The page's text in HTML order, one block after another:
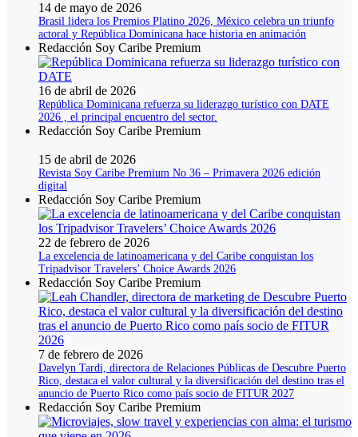
14 de mayo de 2026
Brasil lidera los Premios Platino 2026, México celebra un triunfo
actoral y República Dominicana hace historia en animación
Redacción Soy Caribe Premium
16 de abril de 2026
República Dominicana refuerza su liderazgo turístico con DATE
2026 , el principal encuentro del sector.
Redacción Soy Caribe Premium
15 de abril de 2026
Revista Soy Caribe Premium No 36 – Primavera 2026 edición
digital
Redacción Soy Caribe Premium
22 de febrero de 2026
La excelencia de latinoamericana y del Caribe conquistan los
Tripadvisor Travelers’ Choice Awards 2026
Redacción Soy Caribe Premium
7 de febrero de 2026
Davelyn Tardi, directora de Relaciones Públicas de Descubre Puerto
Rico, destaca el valor cultural y la diversificación del destino tras el
anuncio de Puerto Rico como país socio de FITUR 2027
Redacción Soy Caribe Premium